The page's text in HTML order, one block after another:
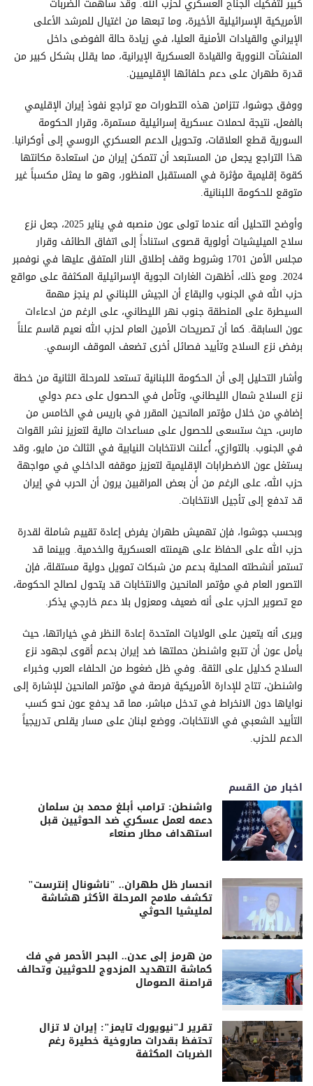
كبير لتفكيك الجناح العسكري لحزب الله. وقد ساهمت الضربات
الأمريكية الإسرائيلية الأخيرة، وما تبعها من اغتيال للمرشد الأعلى
الإيراني والقيادات الأمنية العليا، في زيادة حالة الفوضى داخل
المنشآت النووية والقيادة العسكرية الإيرانية، مما يقلل بشكل كبير من
قدرة طهران على دعم حلفائها الإقليميين.
ووفق جوشوا، تتزامن هذه التطورات مع تراجع نفوذ إيران الإقليمي
بالفعل، نتيجة لحملات عسكرية إسرائيلية مستمرة، وقرار الحكومة
السورية قطع العلاقات، وتحويل الدعم العسكري الروسي إلى أوكرانيا.
هذا التراجع يجعل من المستبعد أن تتمكن إيران من استعادة مكانتها
كقوة إقليمية مؤثرة في المستقبل المنظور، وهو ما يمثل مكسباً غير
متوقع للحكومة اللبنانية.
وأوضح التحليل أنه عندما تولى عون منصبه في يناير 2025، جعل نزع
سلاح الميليشيات أولوية قصوى استناداً إلى اتفاق الطائف وقرار
مجلس الأمن 1701 وشروط وقف إطلاق النار المتفق عليها في نوفمبر
2024. ومع ذلك، أظهرت الغارات الجوية الإسرائيلية المكثفة على مواقع
حزب الله في الجنوب والبقاع أن الجيش اللبناني لم ينجز مهمة
السيطرة على المنطقة جنوب نهر الليطاني، على الرغم من ادعاءات
عون السابقة. كما أن تصريحات الأمين العام لحزب الله نعيم قاسم علناً
برفض نزع السلاح وتأييد فصائل أخرى تضعف الموقف الرسمي.
وأشار التحليل إلى أن الحكومة اللبنانية تستعد للمرحلة الثانية من خطة
نزع السلاح شمال الليطاني، وتأمل في الحصول على دعم دولي
إضافي من خلال مؤتمر المانحين المقرر في باريس في الخامس من
مارس، حيث ستسعى للحصول على مساعدات مالية لتعزيز نشر القوات
في الجنوب. بالتوازي، أُعلنت الانتخابات النيابية في الثالث من مايو، وقد
يستغل عون الاضطرابات الإقليمية لتعزيز موقفه الداخلي في مواجهة
حزب الله، على الرغم من أن بعض المراقبين يرون أن الحرب في إيران
قد تدفع إلى تأجيل الانتخابات.
وبحسب جوشوا، فإن تهميش طهران يفرض إعادة تقييم شاملة لقدرة
حزب الله على الحفاظ على هيمنته العسكرية والخدمية. وبينما قد
تستمر أنشطته المحلية بدعم من شبكات تمويل دولية مستقلة، فإن
التصور العام في مؤتمر المانحين والانتخابات قد يتحول لصالح الحكومة،
مع تصوير الحزب على أنه ضعيف ومعزول بلا دعم خارجي يذكر.
ويرى أنه يتعين على الولايات المتحدة إعادة النظر في خياراتها، حيث
يأمل عون أن تتبع واشنطن حملتها ضد إيران بدعم أقوى لجهود نزع
السلاح كدليل على الثقة. وفي ظل ضغوط من الحلفاء العرب وخبراء
واشنطن، تتاح للإدارة الأمريكية فرصة في مؤتمر المانحين للإشارة إلى
نواياها دون الانخراط في تدخل مباشر، مما قد يدفع عون نحو كسب
التأييد الشعبي في الانتخابات، ووضع لبنان على مسار يقلص تدريجياً
الدعم للحزب.
اخبار من القسم
واشنطن: ترامب أبلغ محمد بن سلمان
دعمه لعمل عسكري ضد الحوثيين قبل
استهداف مطار صنعاء
انحسار ظل طهران.. "ناشونال إنترست"
تكشف ملامح المرحلة الأكثر هشاشة
لمليشيا الحوثي
من هرمز إلى عدن.. البحر الأحمر في فك
كماشة التهديد المزدوج للحوثيين وتحالف
قراصنة الصومال
تقرير لـ"نيويورك تايمز": إيران لا تزال
تحتفظ بقدرات صاروخية خطيرة رغم
الضربات المكثفة